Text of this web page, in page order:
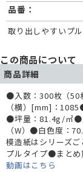
品番：
取り出しやすいプ
この商品について
商品詳細
●入数：300枚（
（横）[mm]：
●坪量：81.4g/㎡●
（W）●白色度：
模造紙はシリーズ
プルタイプ●まと
動画はこちら